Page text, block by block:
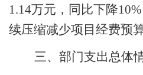
1.14万元，同比下降10
续压缩减少项目经费预算
三、部门支出总体